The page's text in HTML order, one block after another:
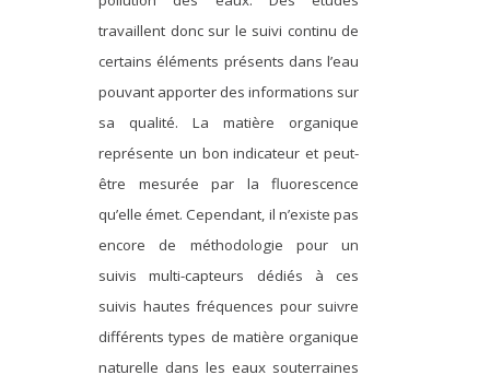
THEMATIC NOTES
travaillent donc sur le suivi continu de
certains éléments présents dans l’eau
pouvant apporter des informations sur
sa qualité. La matière organique
représente un bon indicateur et peut-
être mesurée par la fluorescence
qu’elle émet. Cependant, il n’existe pas
encore de méthodologie pour un
suivis multi-capteurs dédiés à ces
suivis hautes fréquences pour suivre
différents types de matière organique
naturelle dans les eaux souterraines